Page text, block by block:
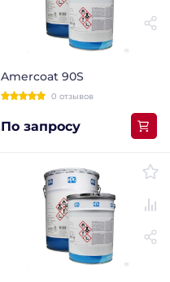
Amercoat 90S
0 отзывов
По запросу